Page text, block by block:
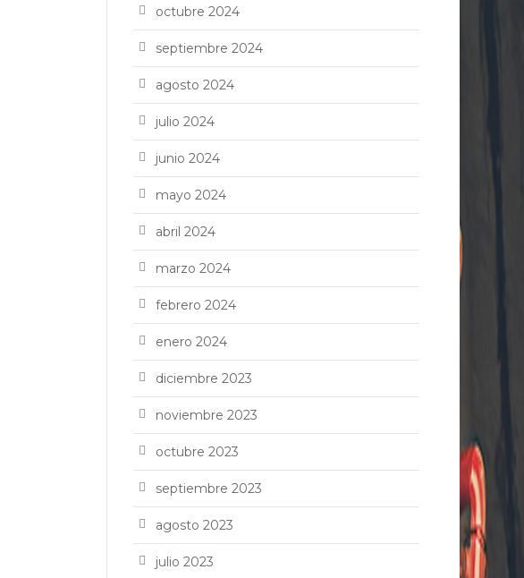
octubre 2024
septiembre 2024
agosto 2024
julio 2024
junio 2024
mayo 2024
abril 2024
marzo 2024
febrero 2024
enero 2024
diciembre 2023
noviembre 2023
octubre 2023
septiembre 2023
agosto 2023
julio 2023